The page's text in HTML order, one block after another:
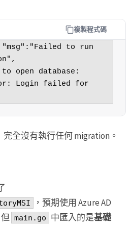
複製程式碼
to run
Login failed for
全沒有執行任何 migration。
，預期使用 Azure AD
main.go 中匯入的是基礎